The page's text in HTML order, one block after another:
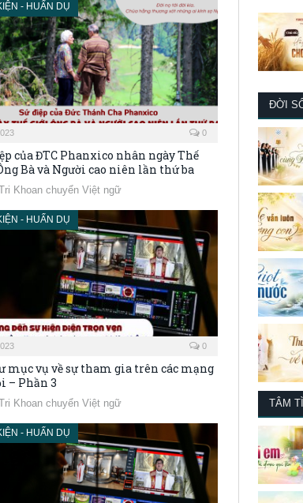
- HUẤN DỤ
0
của ĐTC Phanxico nhân ngày Thế
Bà và Người cao niên lần thứ ba
Khoan chuyển Việt ngữ
- HUẤN DỤ
0
mục vụ về sự tham gia trên các mạng
– Phần 3
Khoan chuyển Việt ngữ
- HUẤN DỤ
ĐỜI
TÂM